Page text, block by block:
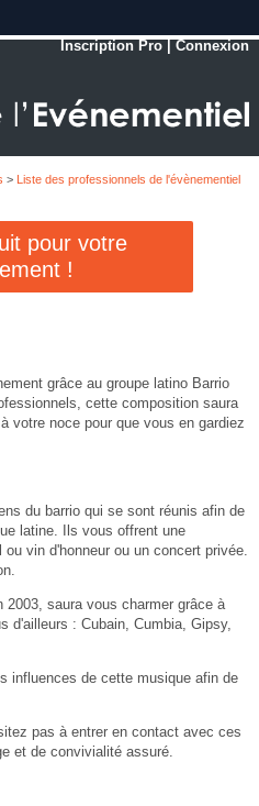
Inscription Pro |Connexion
>
Liste des professionnels de l'évènementiel
pour votre
!
grâce au groupe latino Barrio
cette composition saura
votre noce pour que vous en gardiez
du barrio qui se sont réunis afin de
latine. Ils vous offrent une
vin d'honneur ou un concert privée.
2003, saura vous charmer grâce à
d'ailleurs : Cubain, Cumbia, Gipsy,
influences de cette musique afin de
pas à entrer en contact avec ces
et de convivialité assuré.